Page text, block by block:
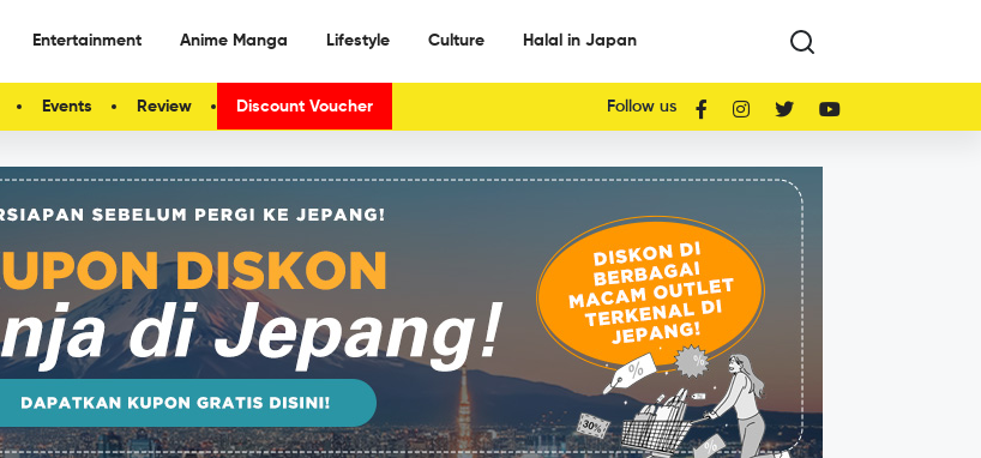
Entertainment Anime Manga Lifestyle Culture Halal in Japan
Events Review Discount Voucher Follow us